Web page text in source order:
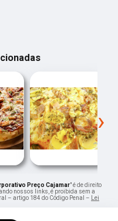
›
Preço Cajamar" é de direito
nossos links, é proibida sem a
– artigo 184 do Código Penal –
Lei